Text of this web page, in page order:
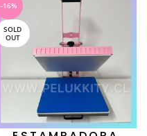
-16%
SOLD
OUT